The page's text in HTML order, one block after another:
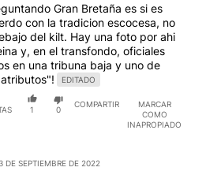
Gran Bretaña es si es
con la tradicion escocesa, no
del kilt. Hay una foto por ahi
y, en el transfondo, oficiales
en una tribuna baja y uno de
EDITADO
1 0
COMPARTIR
MARCAR
COMO
INAPROPIADO
DE SEPTIEMBRE DE 2022